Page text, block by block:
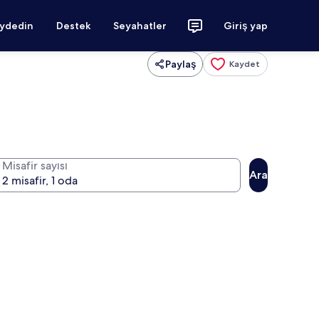
Destek Seyahatler Giriş yap
Paylaş Kaydet
Misafir sayısı
Ara